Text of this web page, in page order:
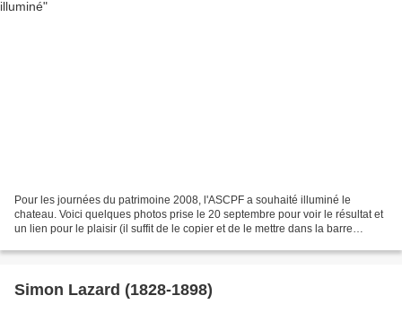
Pour les journées du patrimoine 2008, l'ASCPF a souhaité illuminé le
chateau. Voici quelques photos prise le 20 septembre pour voir le résultat et
un lien pour le plaisir (il suffit de le copier et de le mettre dans la barre
Simon Lazard (1828-1898)